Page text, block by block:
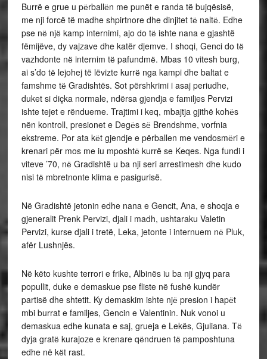
Burrë e grue u pёrballёn me punët e randa të bujqësisë,
me nji forcë të madhe shpirtnore dhe dinjitet tё naltё. Edhe
pse nё njё kamp internimi, ajo do tё ishte nana e gjashtë
fëmijëve, dy vajzave dhe katër djemve. I shoqi, Genci do tё
vazhdonte nё internim tё pafundmё. Mbas 10 vitesh burg,
ai s’do tё lejohej të lëvizte kurrё nga kampi dhe baltat e
famshme tё Gradishtës. Sot përshkrimi i asaj periudhe,
duket si diçka normale, ndërsa gjendja e familjes Pervizi
ishte tejet e rëndueme. Trajtimi i keq, mbajtja gjithë kohёs
nën kontroll, presionet e Degёs sё Brendshme, vorfnia
ekstreme. Por ata kёt gjendje e përballen me vendosmёri e
krenari për mos me iu mposhtё kurrë se Keqes. Nga fundi i
viteve ’70, nё Gradishtë u ba nji seri arrestimesh dhe kudo
nisi tё mbretnonte klima e pasigurisë.
Në Gradishtë jetonin edhe nana e Gencit, Ana, e shoqja e
gjeneralit Prenk Pervizi, djali i madh, ushtaraku Valetin
Pervizi, kurse djali i tretë, Leka, jetonte i internuem nё Pluk,
afër Lushnjës.
Në këto kushte terrori e frike, Albinës iu ba nji gjyq para
popullit, duke e demaskue pse fliste në fushë kundër
partisë dhe shtetit. Ky demaskim ishte njё presion i hapёt
mbi burrat e familjes, Gencin e Valentinin. Nuk vonoi u
demaskua edhe kunata e saj, grueja e Lekës, Gjuliana. Tё
dyja gratё kurajoze e krenare qёndruen tё pamposhtuna
edhe në kёt rast.